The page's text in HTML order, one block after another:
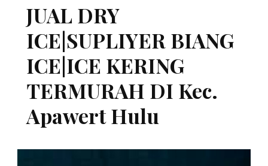
JUAL DRY
ICE|SUPLIYER BIANG
ICE|ICE KERING
TERMURAH DI Kec.
Apawert Hulu